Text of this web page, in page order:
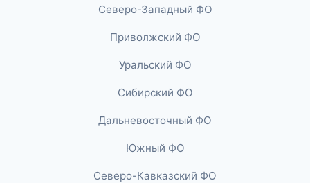
Северо-Западный ФО
Приволжский ФО
Уральский ФО
Сибирский ФО
Дальневосточный ФО
Южный ФО
Северо-Кавказский ФО